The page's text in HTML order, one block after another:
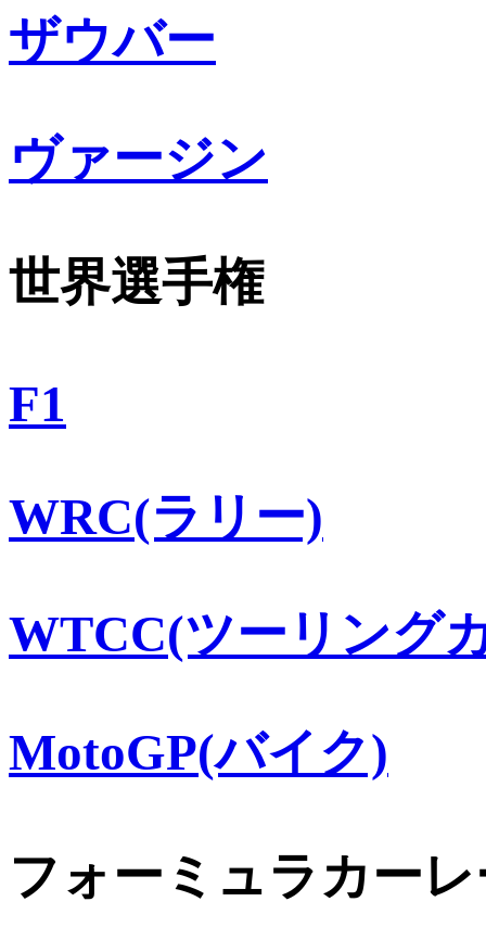
ザウバー
ヴァージン
世界選手権
F1
WRC(ラリー)
WTCC(ツーリング
MotoGP(バイク)
フォーミュラカー